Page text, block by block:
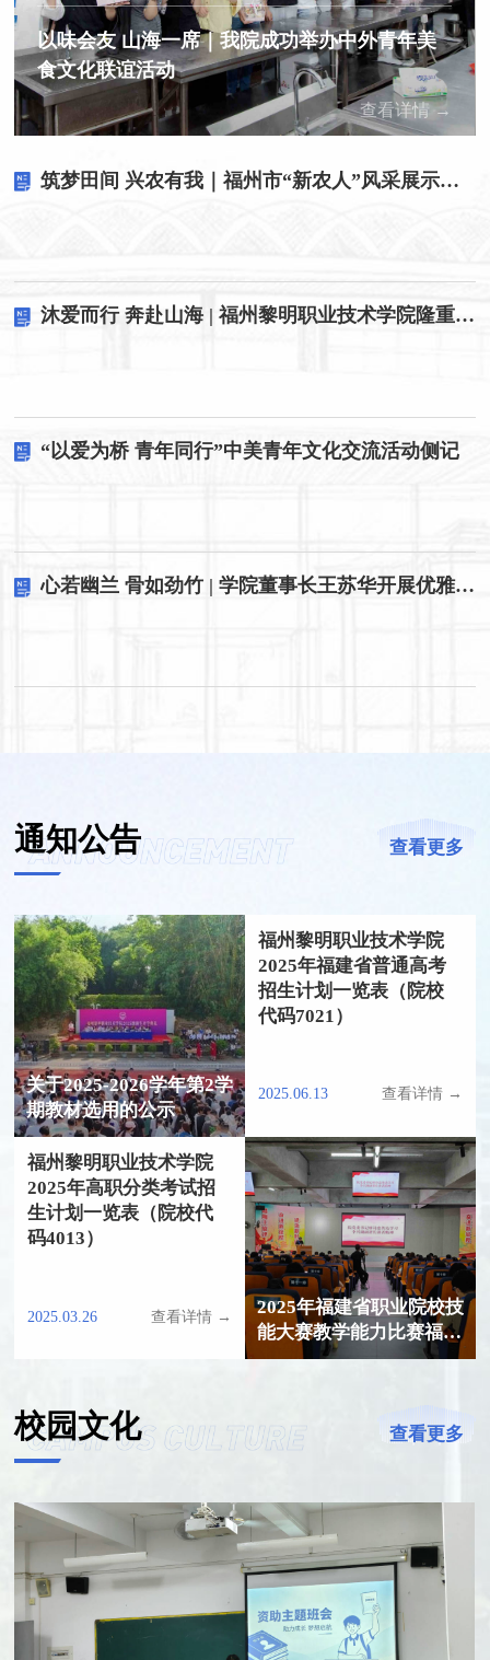
以味会友 山海一席｜我院成功举办中外青年美
食文化联谊活动
查看详情 →
筑梦田间 兴农有我｜福州市“新农人”风采展示进高校活动走进我院
沐爱而行 奔赴山海 | 福州黎明职业技术学院隆重举行2026届毕业典礼
“以爱为桥 青年同行”中美青年文化交流活动侧记
心若幽兰 骨如劲竹 | 学院董事长王苏华开展优雅成长专题讲座
通知公告 查看更多
关于2025-2026学年第2学
期教材选用的公示
福州黎明职业技术学院
2025年福建省普通高考
招生计划一览表（院校
代码7021）
2025.06.13 查看详情 →
2025年福建省职业院校技
能大赛教学能力比赛福州
黎明职业技术学院参赛资
福州黎明职业技术学院
2025年高职分类考试招
生计划一览表（院校代
码4013）
2025.03.26 查看详情 →
校园文化 查看更多